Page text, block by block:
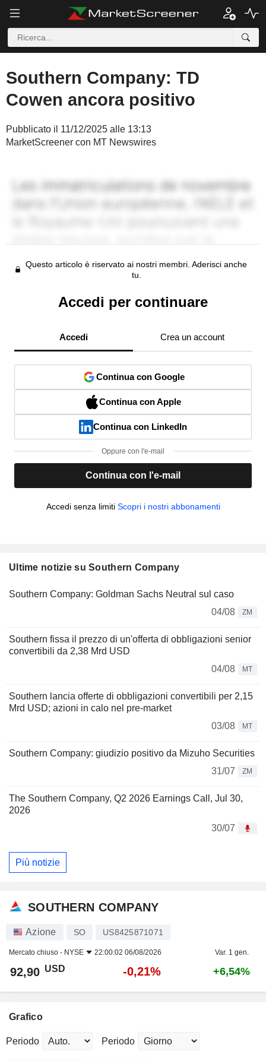
Southern Company: TD
Cowen ancora positivo
Pubblicato il 11/12/2025 alle 13:13
MarketScreener con MT Newswires
Questo articolo è riservato ai nostri membri. Aderisci anche
tu.
Accedi per continuare
Accedi Crea un account
Continua con Google
Continua con Apple
Continua con LinkedIn
Oppure con l'e-mail
Continua con l'e-mail
Accedi senza limiti Scopri i nostri abbonamenti
Ultime notizie su Southern Company
Southern Company: Goldman Sachs Neutral sul caso
04/08
ZM
Southern fissa il prezzo di un'offerta di obbligazioni senior
convertibili da 2,38 Mrd USD
04/08
MT
Southern lancia offerte di obbligazioni convertibili per 2,15
Mrd USD; azioni in calo nel pre-market
03/08
MT
Southern Company: giudizio positivo da Mizuho Securities
31/07
ZM
The Southern Company, Q2 2026 Earnings Call, Jul 30,
2026
30/07
Più notizie
SOUTHERN COMPANY
Azione SO US8425871071
Mercato chiuso - NYSE 22:00:02 06/08/2026 Var. 1 gen.
92,90 USD -0,21% +6,54%
Grafico
Periodo Periodo